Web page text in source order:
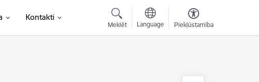
Kontakti
Meklēt Language Piekļūstamība